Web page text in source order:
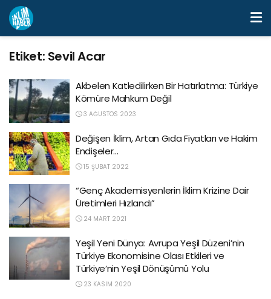
Etiket: Sevil Acar
Akbelen Katledilirken Bir Hatırlatma: Türkiye
Kömüre Mahkum Değil
3 AĞUSTOS 2023
Değişen İklim, Artan Gıda Fiyatları ve Hakim
Endişeler…
15 ŞUBAT 2022
“Genç Akademisyenlerin İklim Krizine Dair
Üretimleri Hızlandı”
24 MART 2021
Yeşil Yeni Dünya: Avrupa Yeşil Düzeni’nin
Türkiye Ekonomisine Olası Etkileri ve
Türkiye’nin Yeşil Dönüşümü Yolu
23 KASIM 2020